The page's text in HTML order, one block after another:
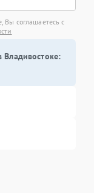
Вы соглашаетесь с
Владивостоке: